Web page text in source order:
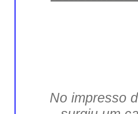
No impresso